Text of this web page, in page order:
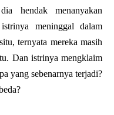
hendak menanyakan
meninggal dalam
ternyata mereka masih
Dan istrinya mengklaim
yang sebenarnya terjadi?